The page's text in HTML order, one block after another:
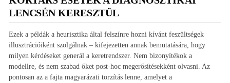
LENCSÉN KERESZTÜL
Ezek a példák a heurisztika által felszínre hozni kívánt feszültségek
illusztrációiként szolgálnak – kifejezetten annak bemutatására, hogy
milyen kérdéseket generál a keretrendszer. Nem bizonyítékok a
modellre, és nem szabad őket post-hoc megerősítésekként olvasni. Az
pontosan az a fajta magyarázati torzítás lenne, amelyet a